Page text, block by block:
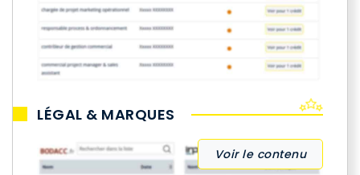
LÉGAL & MARQUES
Voir le contenu